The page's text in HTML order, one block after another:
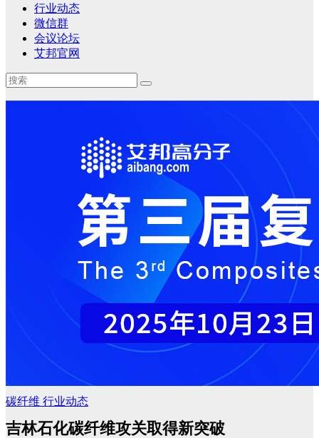
行业动态
微信群
会议论坛
艾邦官网
碳纤维 行业动态
吉林石化碳纤维攻关取得新突破